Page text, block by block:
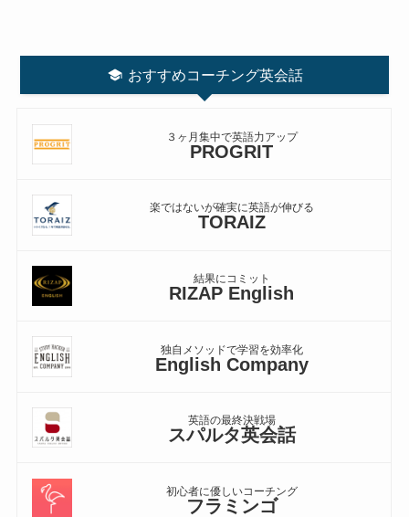
おすすめコーチング英会話
３ヶ月集中で英語力アップ
PROGRIT
楽ではないが確実に英語が伸びる
TORAIZ
結果にコミット
RIZAP English
独自メソッドで学習を効率化
English Company
英語の最終決戦場
スパルタ英会話
初心者に優しいコーチング
フラミンゴ